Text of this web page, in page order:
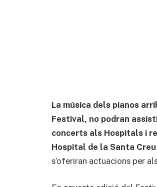
La música dels pianos
Festival, no podran
concerts als Hospitals i
Hospital de la Santa
s’oferiran actuacions per